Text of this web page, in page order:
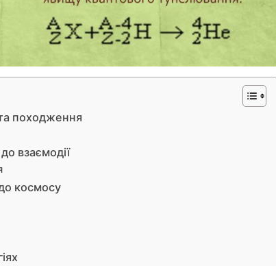
походження
взаємодії
космосу